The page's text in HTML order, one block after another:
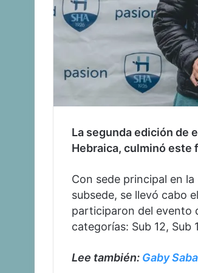
La segunda edición de
Hebraica, culminó este
Con sede principal en
subsede, se llevó cabo
participaron del evento
categorías: Sub 12, Sub
Lee también: Gaby